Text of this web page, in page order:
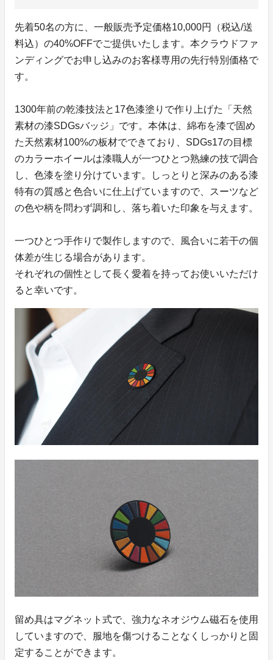
先着50名の方に、一般販売予定価格10,000円（税込/送
料込）の40%OFFでご提供いたします。本クラウドファ
ンディングでお申し込みのお客様専用の先行特別価格で
す。
1300年前の乾漆技法と17色漆塗りで作り上げた「天然
素材の漆SDGsバッジ」です。本体は、綿布を漆で固め
た天然素材100%の板材でできており、SDGs17の目標
のカラーホイールは漆職人が一つひとつ熟練の技で調合
し、色漆を塗り分けています。しっとりと深みのある漆
特有の質感と色合いに仕上げていますので、スーツなど
の色や柄を問わず調和し、落ち着いた印象を与えます。
一つひとつ手作りで製作しますので、風合いに若干の個
体差が生じる場合があります。
それぞれの個性として長く愛着を持ってお使いいただけ
ると幸いです。
留め具はマグネット式で、強力なネオジウム磁石を使用
していますので、服地を傷つけることなくしっかりと固
定することができます。